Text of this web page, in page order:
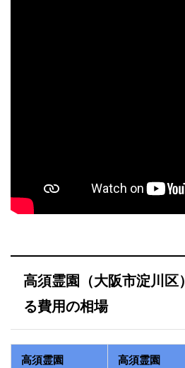
高須霊園（大阪市淀川区
る費用の相場
高須霊園
高須霊園